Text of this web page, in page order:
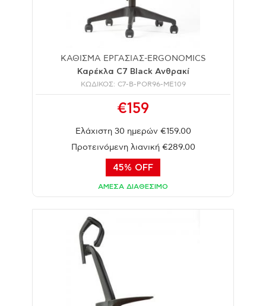
ΚΑΘΙΣΜΑ ΕΡΓΑΣΙΑΣ-ERGONOMICS
Καρέκλα C7 Black Ανθρακί
ΚΩΔΙΚΟΣ: C7-B-POR96-ME109
€159
Ελάχιστη 30 ημερών €159.00
Προτεινόμενη λιανική €289.00
45% OFF
ΑΜΕΣΑ ΔΙΑΘΕΣΙΜΟ